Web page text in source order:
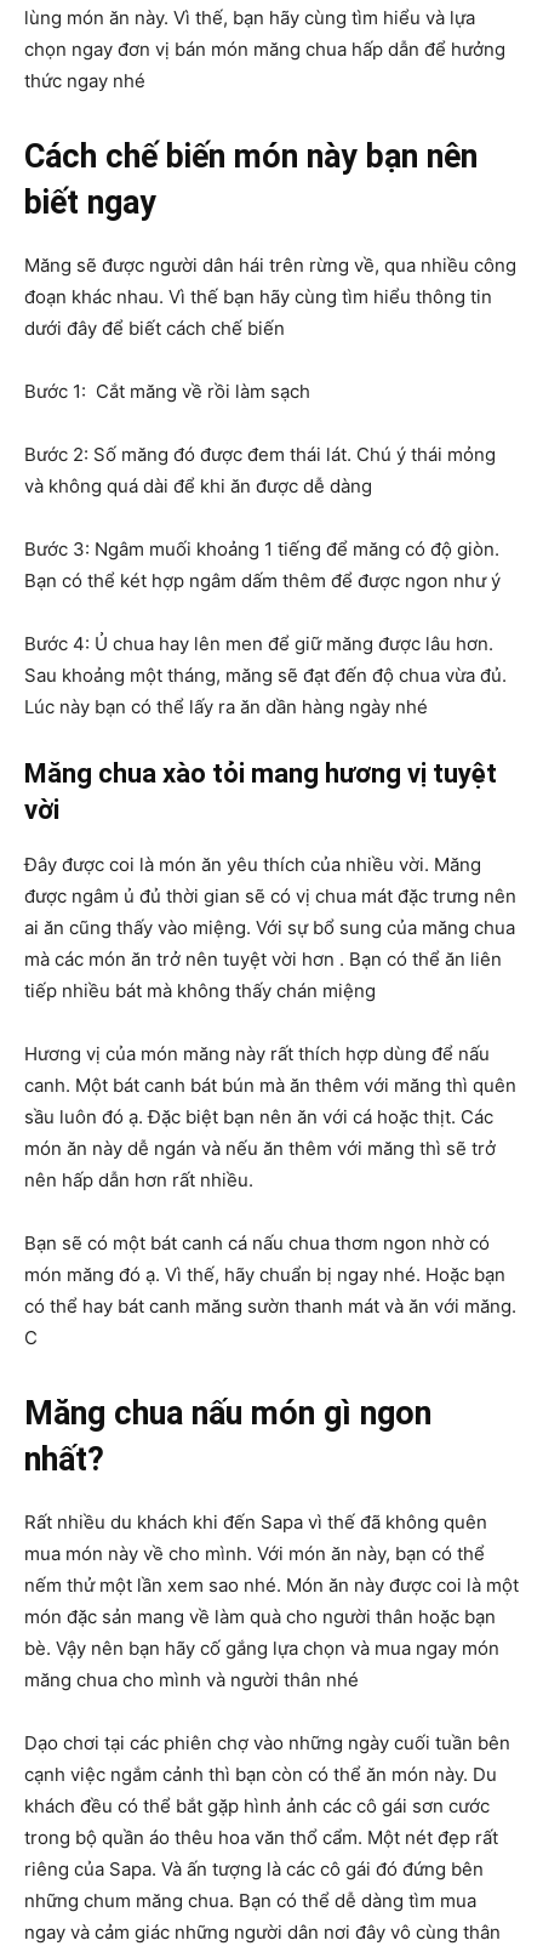
lùng món ăn này. Vì thế, bạn hãy cùng tìm hiểu và lựa
chọn ngay đơn vị bán món măng chua hấp dẫn để hưởng
thức ngay nhé
Cách chế biến món này bạn nên
biết ngay
Măng sẽ được người dân hái trên rừng về, qua nhiều công
đoạn khác nhau. Vì thế bạn hãy cùng tìm hiểu thông tin
dưới đây để biết cách chế biến
Bước 1: Cắt măng về rồi làm sạch
Bước 2: Số măng đó được đem thái lát. Chú ý thái mỏng
và không quá dài để khi ăn được dễ dàng
Bước 3: Ngâm muối khoảng 1 tiếng để măng có độ giòn.
Bạn có thể két hợp ngâm dấm thêm để được ngon như ý
Bước 4: Ủ chua hay lên men để giữ măng được lâu hơn.
Sau khoảng một tháng, măng sẽ đạt đến độ chua vừa đủ.
Lúc này bạn có thể lấy ra ăn dần hàng ngày nhé
Măng chua xào tỏi mang hương vị tuyệt
vời
Đây được coi là món ăn yêu thích của nhiều vời. Măng
được ngâm ủ đủ thời gian sẽ có vị chua mát đặc trưng nên
ai ăn cũng thấy vào miệng. Với sự bổ sung của măng chua
mà các món ăn trở nên tuyệt vời hơn . Bạn có thể ăn liên
tiếp nhiều bát mà không thấy chán miệng
Hương vị của món măng này rất thích hợp dùng để nấu
canh. Một bát canh bát bún mà ăn thêm với măng thì quên
sầu luôn đó ạ. Đặc biệt bạn nên ăn với cá hoặc thịt. Các
món ăn này dễ ngán và nếu ăn thêm với măng thì sẽ trở
nên hấp dẫn hơn rất nhiều.
Bạn sẽ có một bát canh cá nấu chua thơm ngon nhờ có
món măng đó ạ. Vì thế, hãy chuẩn bị ngay nhé. Hoặc bạn
có thể hay bát canh măng sườn thanh mát và ăn với măng.
C
Măng chua nấu món gì ngon
nhất?
Rất nhiều du khách khi đến Sapa vì thế đã không quên
mua món này về cho mình. Với món ăn này, bạn có thể
nếm thử một lần xem sao nhé. Món ăn này được coi là một
món đặc sản mang về làm quà cho người thân hoặc bạn
bè. Vậy nên bạn hãy cố gắng lựa chọn và mua ngay món
măng chua cho mình và người thân nhé
Dạo chơi tại các phiên chợ vào những ngày cuối tuần bên
cạnh việc ngắm cảnh thì bạn còn có thể ăn món này. Du
khách đều có thể bắt gặp hình ảnh các cô gái sơn cước
trong bộ quần áo thêu hoa văn thổ cẩm. Một nét đẹp rất
riêng của Sapa. Và ấn tượng là các cô gái đó đứng bên
những chum măng chua. Bạn có thể dễ dàng tìm mua
ngay và cảm giác những người dân nơi đây vô cùng thân